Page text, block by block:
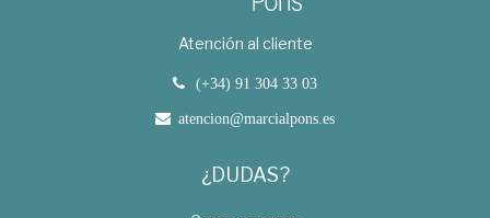
Atención al cliente
(+34) 91 304 33 03
atencion@marcialpons.es
¿DUDAS?